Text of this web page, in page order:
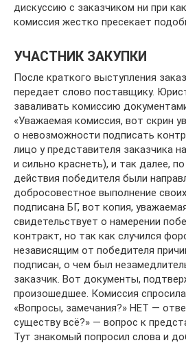
дискуссию с заказчиком ни при
комиссия жестко пресекает
УЧАСТНИК ЗАКУПКИ
После краткого выступления
передает слово поставщику.
заваливать комиссию
«Уважаемая комиссия, вот скрин
о невозможности подписать
лицо у представителя заказчика
и сильно краснеть), и так далее,
действия победителя были
добросовестное выполнение
подписана БГ, вот копия,
свидетельствует о намерении
контракт, но так как случился
независящим от победителя
подписан, о чем был
заказчик. Вот документы,
произошедшее. Комиссия
«Вопросы, замечания?» НЕТ —
существу всё?» — вопрос к
Тут знакомый попросил слова и